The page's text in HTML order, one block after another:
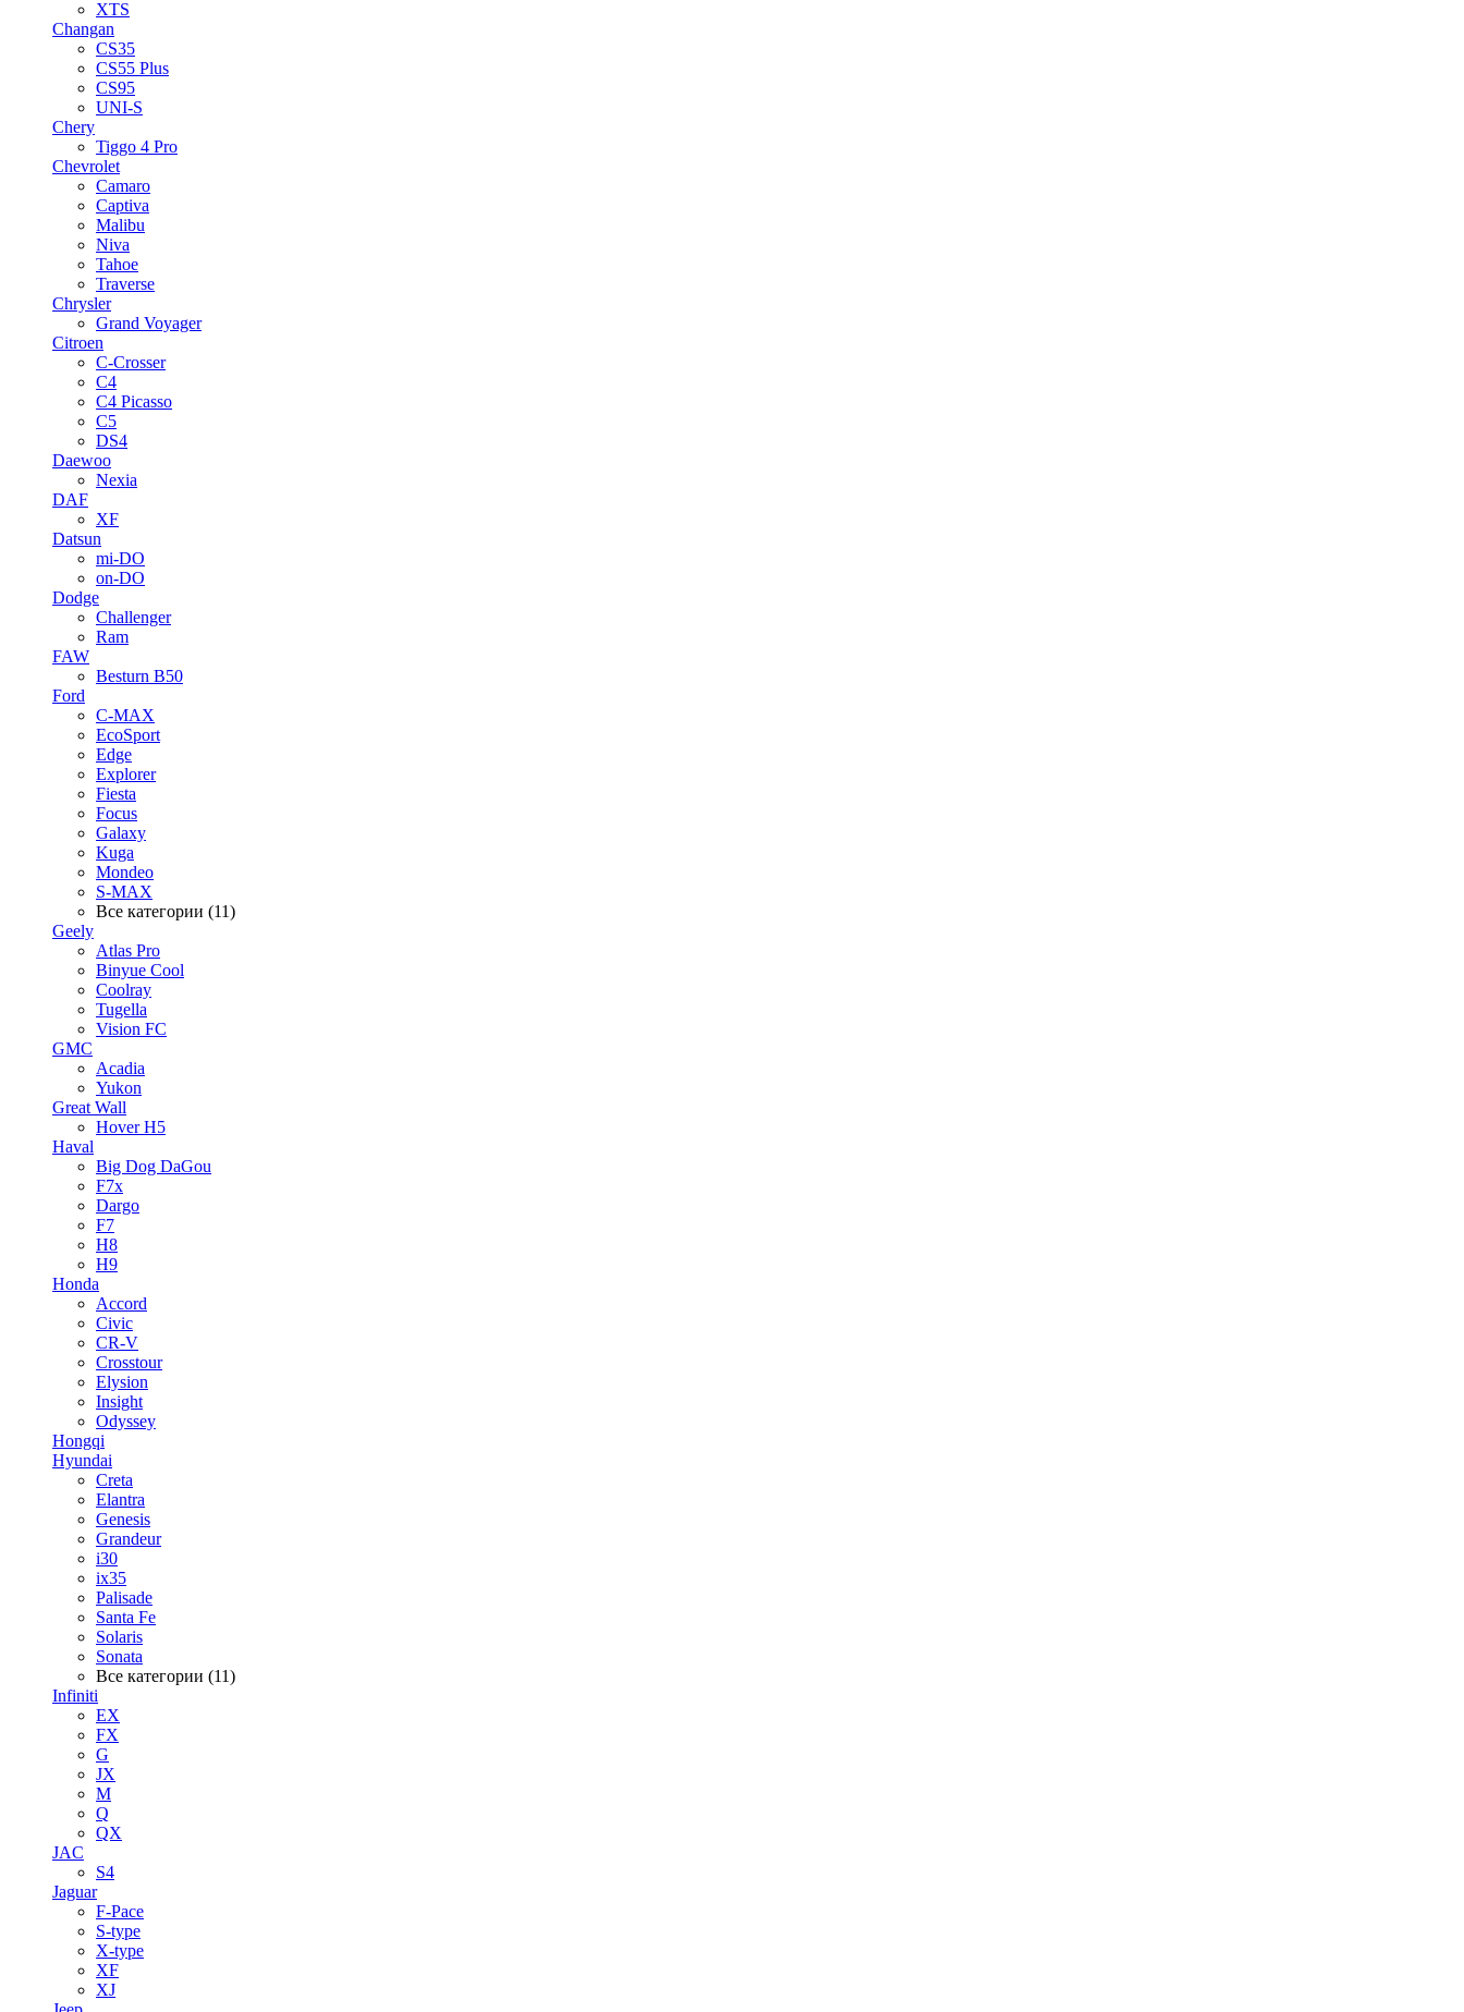
XTS
Changan
CS35
CS55 Plus
CS95
UNI-S
Chery
Tiggo 4 Pro
Chevrolet
Camaro
Captiva
Malibu
Niva
Tahoe
Traverse
Chrysler
Grand Voyager
Citroen
C-Crosser
C4
C4 Picasso
C5
DS4
Daewoo
Nexia
DAF
XF
Datsun
mi-DO
on-DO
Dodge
Challenger
Ram
FAW
Besturn B50
Ford
C-MAX
EcoSport
Edge
Explorer
Fiesta
Focus
Galaxy
Kuga
Mondeo
S-MAX
Все категории (11)
Geely
Atlas Pro
Binyue Cool
Coolray
Tugella
Vision FC
GMC
Acadia
Yukon
Great Wall
Hover H5
Haval
Big Dog DaGou
F7x
Dargo
F7
H8
H9
Honda
Accord
Civic
CR-V
Crosstour
Elysion
Insight
Odyssey
Hongqi
Hyundai
Creta
Elantra
Genesis
Grandeur
i30
ix35
Palisade
Santa Fe
Solaris
Sonata
Все категории (11)
Infiniti
EX
FX
G
JX
M
Q
QX
JAC
S4
Jaguar
F-Pace
S-type
X-type
XF
XJ